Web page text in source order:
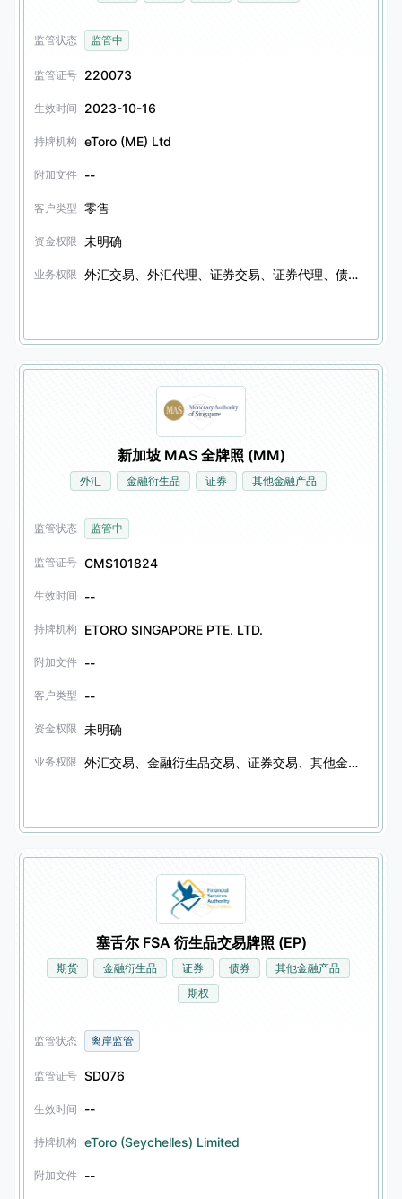
监管状态 监管中
监管证号 220073
生效时间 2023-10-16
持牌机构 eToro (ME) Ltd
附加文件 --
客户类型 零售
资金权限 未明确
业务权限 外汇交易、外汇代理、证券交易、证券代理、债券交易、债券代理、加密资产交易、加密资产代理、信托服务
新加坡 MAS 全牌照 (MM)
外汇 金融衍生品 证券 其他金融产品
监管状态 监管中
监管证号 CMS101824
生效时间 --
持牌机构 ETORO SINGAPORE PTE. LTD.
附加文件 --
客户类型 --
资金权限 未明确
业务权限 外汇交易、金融衍生品交易、证券交易、其他金融产品交易、信托服务
塞舌尔 FSA 衍生品交易牌照 (EP)
期货 金融衍生品 证券 债券
其他金融产品
期权
监管状态 离岸监管
监管证号 SD076
生效时间 --
持牌机构 eToro (Seychelles) Limited
附加文件 --